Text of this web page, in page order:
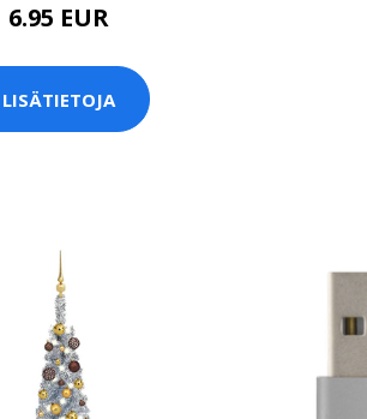
6.95 EUR
LISÄTIETOJA